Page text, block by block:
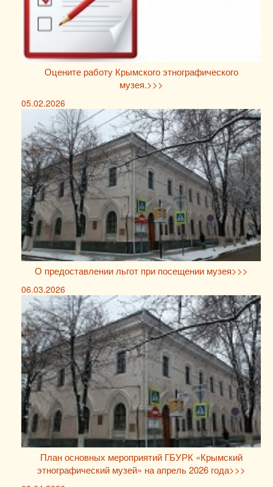
Оцените работу Крымского этнографического
музея.>>>
05.02.2026
О предоставлении льгот при посещении музея>>>
06.03.2026
План основных мероприятий ГБУРК «Крымский
этнографический музей» на апрель 2026 года>>>